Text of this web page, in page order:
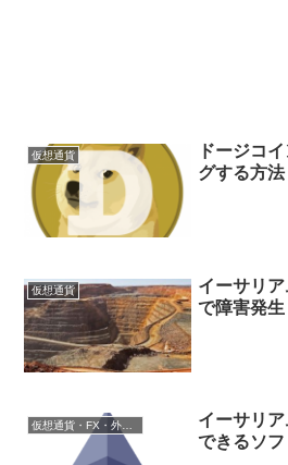
仮想通貨
ドージコ
グする方法
仮想通貨
イーサリ
で障害発生
仮想通貨・FX・外国為替証拠金取引
イーサリ
できるソ